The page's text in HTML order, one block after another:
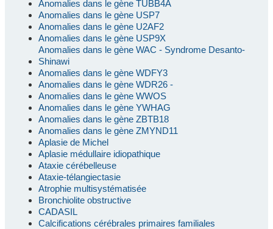
Anomalies dans le gène TUBB4A
Anomalies dans le gène USP7
Anomalies dans le gène U2AF2
Anomalies dans le gène USP9X
Anomalies dans le gène WAC - Syndrome Desanto-
Shinawi
Anomalies dans le gène WDFY3
Anomalies dans le gène WDR26 -
Anomalies dans le gène WWOS
Anomalies dans le gène YWHAG
Anomalies dans le gène ZBTB18
Anomalies dans le gène ZMYND11
Aplasie de Michel
Aplasie médullaire idiopathique
Ataxie cérébelleuse
Ataxie-télangiectasie
Atrophie multisystématisée
Bronchiolite obstructive
CADASIL
Calcifications cérébrales primaires familiales